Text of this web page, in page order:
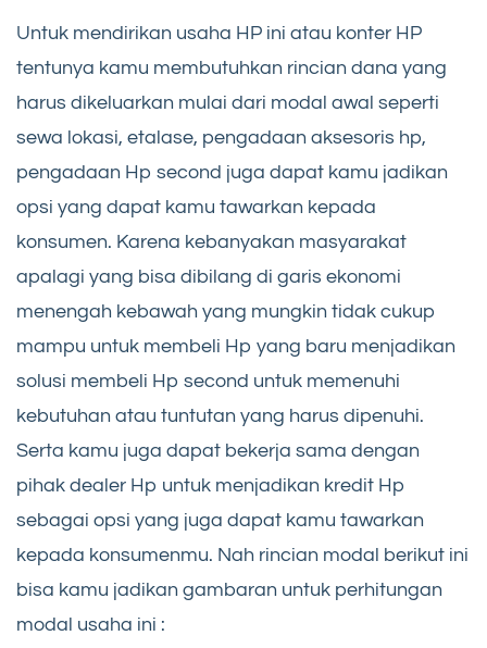
Untuk mendirikan usaha HP ini atau konter HP
tentunya kamu membutuhkan rincian dana yang
harus dikeluarkan mulai dari modal awal seperti
sewa lokasi, etalase, pengadaan aksesoris hp,
pengadaan Hp second juga dapat kamu jadikan
opsi yang dapat kamu tawarkan kepada
konsumen. Karena kebanyakan masyarakat
apalagi yang bisa dibilang di garis ekonomi
menengah kebawah yang mungkin tidak cukup
mampu untuk membeli Hp yang baru menjadikan
solusi membeli Hp second untuk memenuhi
kebutuhan atau tuntutan yang harus dipenuhi.
Serta kamu juga dapat bekerja sama dengan
pihak dealer Hp untuk menjadikan kredit Hp
sebagai opsi yang juga dapat kamu tawarkan
kepada konsumenmu. Nah rincian modal berikut ini
bisa kamu jadikan gambaran untuk perhitungan
modal usaha ini :